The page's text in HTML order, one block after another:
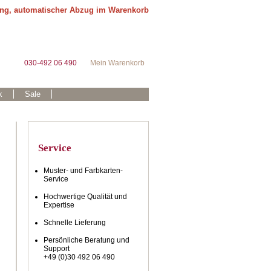
automatischer Abzug im Warenkorb
Mein Warenkorb
030-492 06 490
Sale
Service
Muster- und Farbkarten-
Service
Hochwertige Qualität und
Expertise
Schnelle Lieferung
Persönliche Beratung und
Support
+49 (0)30 492 06 490